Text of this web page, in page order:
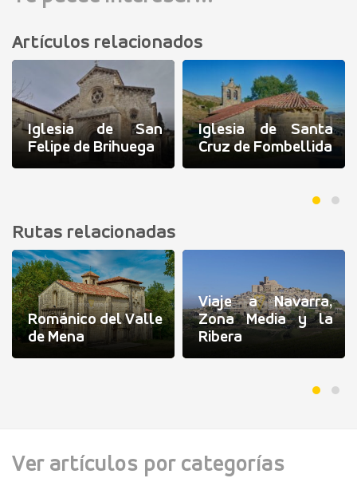
Artículos relacionados
Iglesia de San
Felipe de Brihuega
Iglesia de Santa
Cruz de Fombellida
Rutas relacionadas
Románico del Valle
de Mena
Viaje a Navarra,
Zona Media y la
Ribera
Ver artículos por categorías